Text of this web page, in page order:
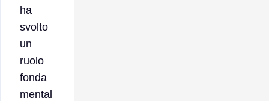
ha
svolto
un
ruolo
fonda
mental